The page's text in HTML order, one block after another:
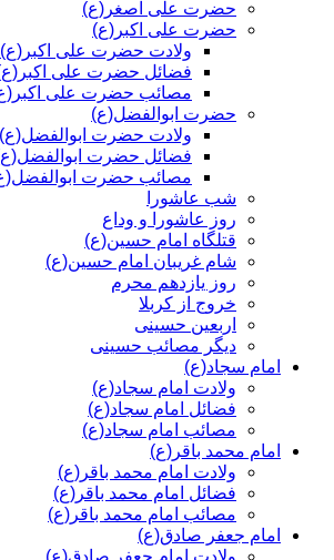
حضرت علی اصغر(ع)
حضرت علی اکبر(ع)
ولادت حضرت علی اکبر(ع)
فضائل حضرت علی
مصائب حضرت علی
حضرت ابوالفضل(ع)
ولادت حضرت ابوالفضل(ع)
فضائل حضرت
مصائب حضرت
شب عاشورا
روز عاشورا و وداع
قتلگاه امام حسین(ع)
شام غریبان امام حسین(ع)
روز یازدهم محرم
خروج از کربلا
اربعین حسینی
دیگر مصائب حسینی
امام سجاد(ع)
ولادت امام سجاد(ع)
فضائل امام سجاد(ع)
مصائب امام سجاد(ع)
امام محمد باقر(ع)
ولادت امام محمد باقر(ع)
فضائل امام محمد باقر(ع)
مصائب امام محمد باقر(ع)
امام جعفر صادق(ع)
ولادت امام جعفر صادق(ع)